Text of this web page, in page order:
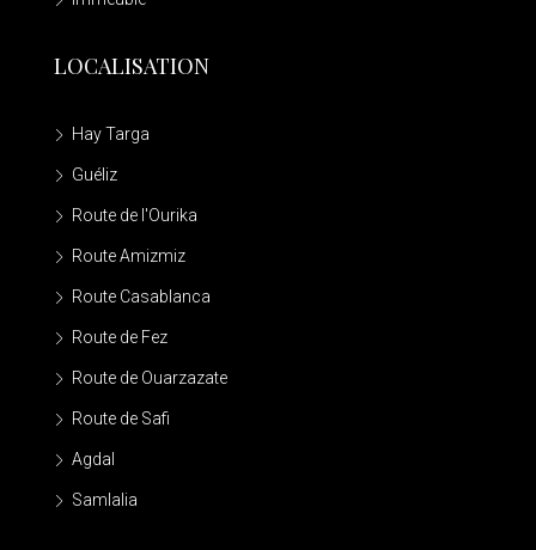
LOCALISATION
Hay Targa
Guéliz
Route de l'Ourika
Route Amizmiz
Route Casablanca
Route de Fez
Route de Ouarzazate
Route de Safi
Agdal
Samlalia